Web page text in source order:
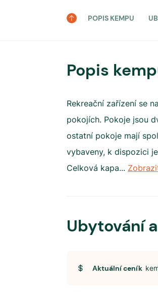
POPIS KEMPU
Popis
Rekreační zařízení se
pokojích. Pokoje jsou
ostatní pokoje mají
vybaveny, k dispozici
Celková kapa...
Ubytování
Aktuální ceník